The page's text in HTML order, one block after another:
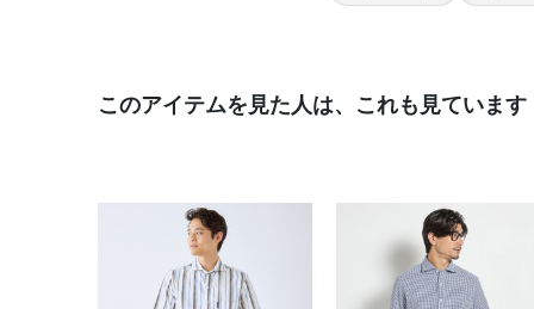
このアイテムを見た人は、これも見ています